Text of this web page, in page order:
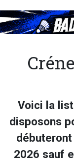
au
contenu
Voici la
disposons
2026 sauf